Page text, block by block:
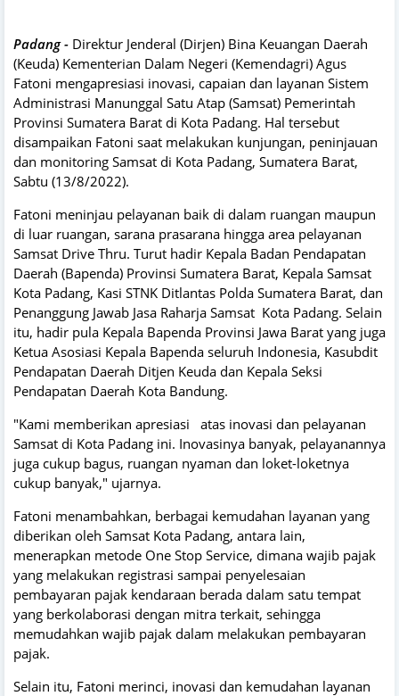
Padang - Direktur Jenderal (Dirjen) Bina Keuangan Daerah
(Keuda) Kementerian Dalam Negeri (Kemendagri) Agus
Fatoni mengapresiasi inovasi, capaian dan layanan Sistem
Administrasi Manunggal Satu Atap (Samsat) Pemerintah
Provinsi Sumatera Barat di Kota Padang. Hal tersebut
disampaikan Fatoni saat melakukan kunjungan, peninjauan
dan monitoring Samsat di Kota Padang, Sumatera Barat,
Sabtu (13/8/2022).
Fatoni meninjau pelayanan baik di dalam ruangan maupun
di luar ruangan, sarana prasarana hingga area pelayanan
Samsat Drive Thru. Turut hadir Kepala Badan Pendapatan
Daerah (Bapenda) Provinsi Sumatera Barat, Kepala Samsat
Kota Padang, Kasi STNK Ditlantas Polda Sumatera Barat, dan
Penanggung Jawab Jasa Raharja Samsat Kota Padang. Selain
itu, hadir pula Kepala Bapenda Provinsi Jawa Barat yang juga
Ketua Asosiasi Kepala Bapenda seluruh Indonesia, Kasubdit
Pendapatan Daerah Ditjen Keuda dan Kepala Seksi
Pendapatan Daerah Kota Bandung.
"Kami memberikan apresiasi atas inovasi dan pelayanan
Samsat di Kota Padang ini. Inovasinya banyak, pelayanannya
juga cukup bagus, ruangan nyaman dan loket-loketnya
cukup banyak," ujarnya.
Fatoni menambahkan, berbagai kemudahan layanan yang
diberikan oleh Samsat Kota Padang, antara lain,
menerapkan metode One Stop Service, dimana wajib pajak
yang melakukan registrasi sampai penyelesaian
pembayaran pajak kendaraan berada dalam satu tempat
yang berkolaborasi dengan mitra terkait, sehingga
memudahkan wajib pajak dalam melakukan pembayaran
pajak.
Selain itu, Fatoni merinci, inovasi dan kemudahan layanan